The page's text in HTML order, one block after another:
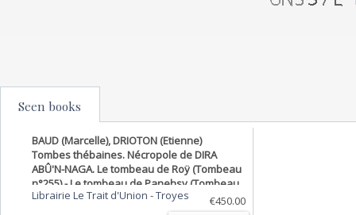
Seen books
BAUD (Marcelle), DRIOTON (Etienne)
Tombes thébaines. Nécropole de DIRA
ABÛ'N-NAGA. Le tombeau de Roÿ (Tombeau
n°255) - Le tombeau de Panehsy (Tombeau
n°16).
Librairie Le Trait d'Union -Troyes
€450.00